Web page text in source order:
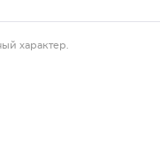
характер.